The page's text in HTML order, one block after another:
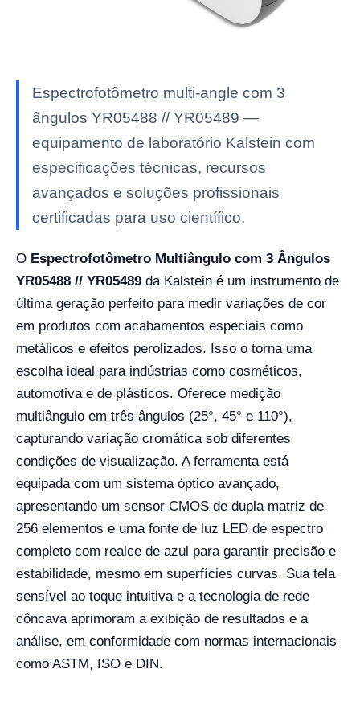
Espectrofotômetro multi-angle com 3
ângulos YR05488 // YR05489 —
equipamento de laboratório Kalstein com
especificações técnicas, recursos
avançados e soluções profissionais
certificadas para uso científico.
O Espectrofotômetro Multiângulo com 3 Ângulos
YR05488 // YR05489 da Kalstein é um instrumento de
última geração perfeito para medir variações de cor
em produtos com acabamentos especiais como
metálicos e efeitos perolizados. Isso o torna uma
escolha ideal para indústrias como cosméticos,
automotiva e de plásticos. Oferece medição
multiângulo em três ângulos (25°, 45° e 110°),
capturando variação cromática sob diferentes
condições de visualização. A ferramenta está
equipada com um sistema óptico avançado,
apresentando um sensor CMOS de dupla matriz de
256 elementos e uma fonte de luz LED de espectro
completo com realce de azul para garantir precisão e
estabilidade, mesmo em superfícies curvas. Sua tela
sensível ao toque intuitiva e a tecnologia de rede
côncava aprimoram a exibição de resultados e a
análise, em conformidade com normas internacionais
como ASTM, ISO e DIN.